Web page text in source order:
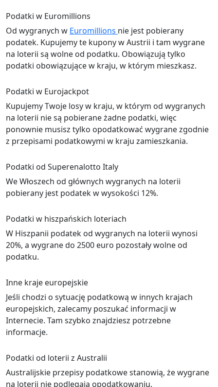
Podatki w Euromillions
Od wygranych w Euromillions nie jest pobierany
podatek. Kupujemy te kupony w Austrii i tam wygrane
na loterii są wolne od podatku. Obowiązują tylko
podatki obowiązujące w kraju, w którym mieszkasz.
Podatki w Eurojackpot
Kupujemy Twoje losy w kraju, w którym od wygranych
na loterii nie są pobierane żadne podatki, więc
ponownie musisz tylko opodatkować wygrane zgodnie
z przepisami podatkowymi w kraju zamieszkania.
Podatki od Superenalotto Italy
We Włoszech od głównych wygranych na loterii
pobierany jest podatek w wysokości 12%.
Podatki w hiszpańskich loteriach
W Hiszpanii podatek od wygranych na loterii wynosi
20%, a wygrane do 2500 euro pozostały wolne od
podatku.
Inne kraje europejskie
Jeśli chodzi o sytuację podatkową w innych krajach
europejskich, zalecamy poszukać informacji w
Internecie. Tam szybko znajdziesz potrzebne
informacje.
Podatki od loterii z Australii
Australijskie przepisy podatkowe stanowią, że wygrane
na loterii nie podlegają opodatkowaniu.